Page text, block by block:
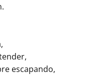
escapando,